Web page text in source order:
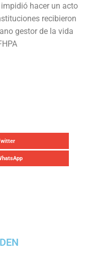
hacer un acto
recibieron
gestor de la vida